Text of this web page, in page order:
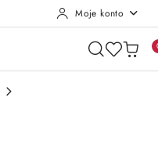
Moje konto